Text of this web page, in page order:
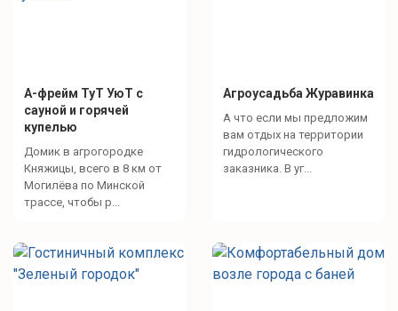
А-фрейм ТуТ УюТ с
сауной и горячей
купелью
Домик в агрогородке
Княжицы, всего в 8 км от
Могилёва по Минской
трассе, чтобы р...
Агроусадьба Журавинка
А что если мы предложим
вам отдых на территории
гидрологического
заказника. В уг...